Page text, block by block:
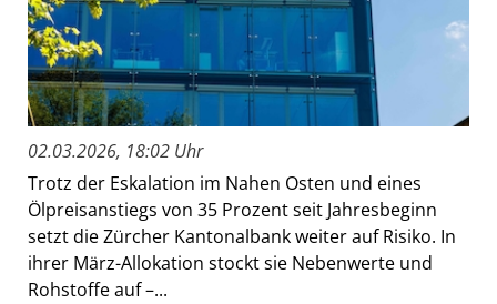
02.03.2026, 18:02 Uhr
Trotz der Eskalation im Nahen Osten und eines
Ölpreisanstiegs von 35 Prozent seit Jahresbeginn
setzt die Zürcher Kantonalbank weiter auf Risiko. In
ihrer März-Allokation stockt sie Nebenwerte und
Rohstoffe auf –...